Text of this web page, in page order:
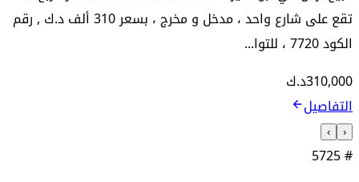
تقع على شارع واحد ، مدخل و مخرج ، بسعر 310 ألف د.ك , رقم
الكود 7720 ، للتوا...
310,000د.ك
التفاصيل
‹
›
5725#